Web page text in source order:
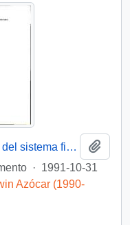
Anexo colocaciones y depósitos del sistema financiero
· 1991-10-31
Azócar (1990-